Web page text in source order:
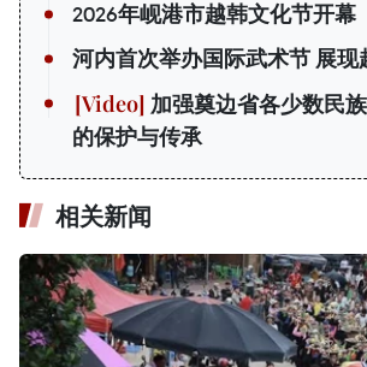
2026年岘港市越韩文化节开幕
河内首次举办国际武术节 展现
加强奠边省各少数民
的保护与传承
相关新闻